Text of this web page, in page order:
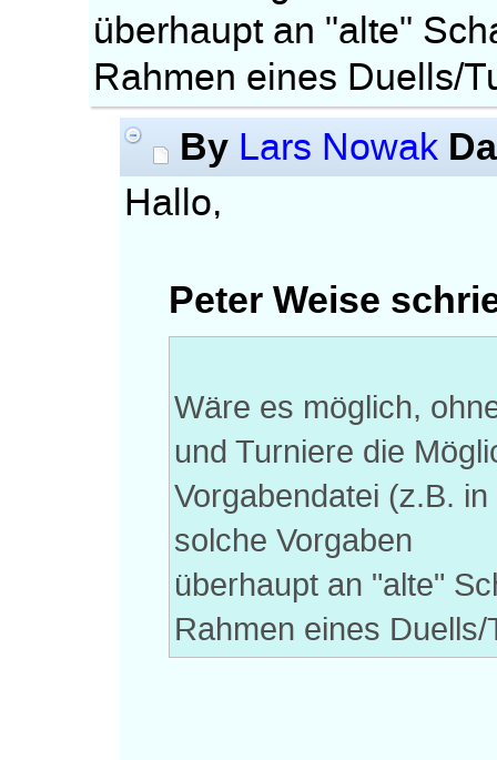
überhaupt an "alte"
Rahmen eines Duells/
By Lars Nowak
Hallo,
Peter Weise
Wäre es möglich,
und Turniere die
Vorgabendatei (z.B.
solche Vorgaben
überhaupt an "alte"
Rahmen eines